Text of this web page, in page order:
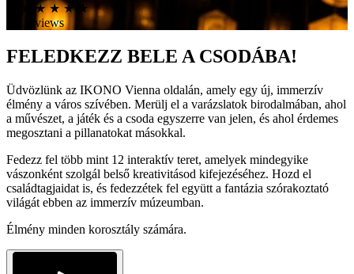
★ ★ ★ ★
6K reviews
FELEDKEZZ BELE A CSODÁBA!
Üdvözlünk az IKONO Vienna oldalán, amely egy új, immerzív
élmény a város szívében. Merülj el a varázslatok birodalmában, ahol
a művészet, a játék és a csoda egyszerre van jelen, és ahol érdemes
megosztani a pillanatokat másokkal.
Fedezz fel több mint 12 interaktív teret, amelyek mindegyike
vászonként szolgál belső kreativitásod kifejezéséhez. Hozd el
családtagjaidat is, és fedezzétek fel együtt a fantázia szórakoztató
világát ebben az immerzív múzeumban.
Élmény minden korosztály számára.